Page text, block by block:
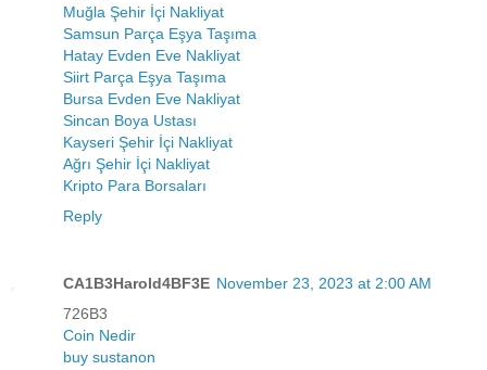
Muğla Şehir İçi Nakliyat
Samsun Parça Eşya Taşıma
Hatay Evden Eve Nakliyat
Siirt Parça Eşya Taşıma
Bursa Evden Eve Nakliyat
Sincan Boya Ustası
Kayseri Şehir İçi Nakliyat
Ağrı Şehir İçi Nakliyat
Kripto Para Borsaları
Reply
CA1B3Harold4BF3E November 23, 2023 at 2:00 AM
726B3
Coin Nedir
buy sustanon